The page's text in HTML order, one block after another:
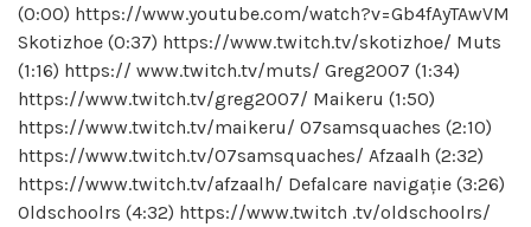
(0:00) https://www.youtube.com/watch?v=Gb4fAyTAwVM
Skotizhoe (0:37) https://www.twitch.tv/skotizhoe/ Muts
(1:16) https:// www.twitch.tv/muts/ Greg2007 (1:34)
https://www.twitch.tv/greg2007/ Maikeru (1:50)
https://www.twitch.tv/maikeru/ 07samsquaches (2:10)
https://www.twitch.tv/07samsquaches/ Afzaalh (2:32)
https://www.twitch.tv/afzaalh/ Defalcare navigație (3:26)
Oldschoolrs (4:32) https://www.twitch .tv/oldschoolrs/